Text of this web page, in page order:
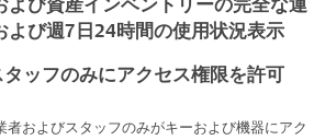
よび資産インベントリーの完全な運
よび週7日24時間の使用状況表示
ッフのみにアクセス権限を許可
およびスタッフのみがキーおよび機器にアク